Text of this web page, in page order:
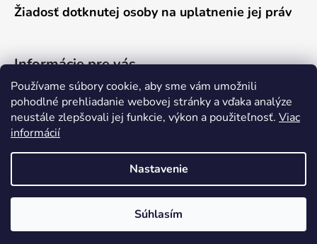
Používame súbory cookie, aby sme vám umožnili
pohodlné prehliadanie webovej stránky a vďaka analýze
neustále zlepšovali jej funkcie, výkon a použiteľnosť. Viac
informácií
Nastavenie
Súhlasím
Žiadosť dotknutej osoby na uplatnenie jej práv
Informácie pre vás
Predajňa Vráble
Predajňa Pieštany
Ako nakupovať
Vytvoril Shoptet
Copyright 2026anglers.sk. Všetky práva vyhradené.